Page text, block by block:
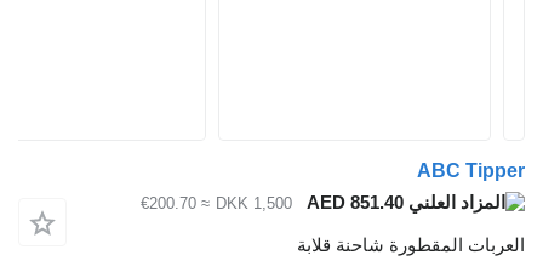
ABC Tipper
DKK 1,500
≈ €200.70
العربات المقطورة شاحنة قلابة